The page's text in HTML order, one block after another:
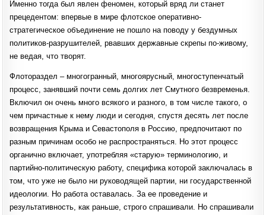
Именно тогда был явлен феномен, который вряд ли станет
прецедентом: впервые в мире флотское оперативно-
стратегическое объединение не пошло на поводу у бездумных
политиков-разрушителей, рвавших державные скрепы по-живому,
не ведая, что творят.
Флотораздел – многогранный, многоярусный, многоступенчатый
процесс, занявший почти семь долгих лет Смутного безвременья.
Включил он очень много всякого и разного, в том числе такого, о
чем причастные к нему люди и сегодня, спустя десять лет после
возвращения Крыма и Севастополя в Россию, предпочитают по
разным причинам особо не распространяться. Но этот процесс
органично включает, употребляя «старую» терминологию, и
партийно-политическую работу, специфика которой заключалась в
том, что уже не было ни руководящей партии, ни государственной
идеологии. Но работа оставалась. За ее проведение и
результативность, как раньше, строго спрашивали. Но спрашивали